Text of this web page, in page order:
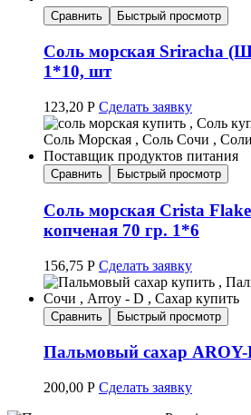
Сравнить Быстрый просмотр
Соль морская Sriracha
1*10, шт
123,20 Р Сделать заявку
Сравнить Быстрый просмотр
Соль морская Crista
копченая 70 гр. 1*6
156,75 Р Сделать заявку
Сравнить Быстрый просмотр
Пальмовый сахар
200,00 Р Сделать заявку